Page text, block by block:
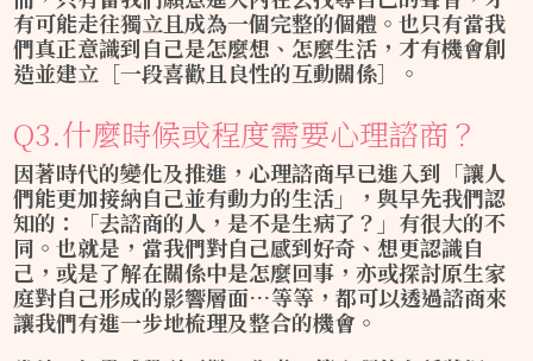
有可能走往獨立且成為一個完整的個體。也只有當我
們真正意識到自己是怎麼想、怎麼生活，才有機會創
造並建立［一段喜歡且良性的互動關係］。
Q3.什麼時候或程度需要心理諮商？
因著時代的變化及推進，心理諮商早已進入到「讓人
們能更加接納自己並有動力的生活」，與早先我們認
知的：「去諮商的人，是不是生病了？」有很大的不
同。也就是，當我們對自己感到好奇、想更認識自
己，或是了解在關係中是怎麼回事，亦或探討原生家
庭對自己形成的影響層面…等等，都可以透過諮商來
讓我們有進一步地梳理及整合的機會。